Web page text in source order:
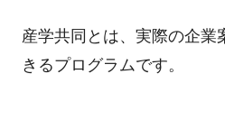
産学共同とは、実際の企業
きるプログラムです。